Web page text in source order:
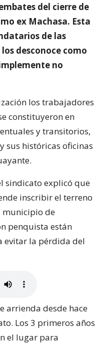
del cierre de
ex Machasa. Esta
de las
desconoce como
no
los trabajadores
constituyeron en
y transitorios,
sus históricas oficinas
sindicato explicó que
inscribir el terreno
municipio de
penquista están
evitar la pérdida del
arrienda desde hace
Los 3 primeros años
el lugar para